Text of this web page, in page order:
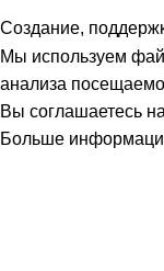
Создание,
Мы используем
анализа
Вы соглашаетесь
Больше